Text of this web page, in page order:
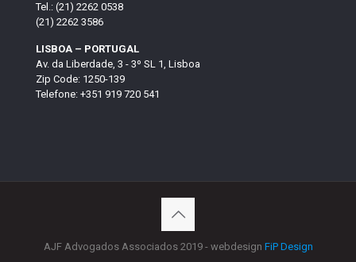
Tel.: (21) 2262 0538
(21) 2262 3586
LISBOA – PORTUGAL
Av. da Liberdade, 3 - 3º SL 1, Lisboa
Zip Code: 1250-139
Telefone: +351 919 720 541
AJF Advogados Associados 2019 - webdesign FiP Design